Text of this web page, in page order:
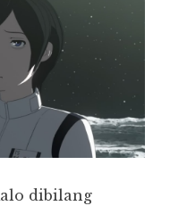
dibilang